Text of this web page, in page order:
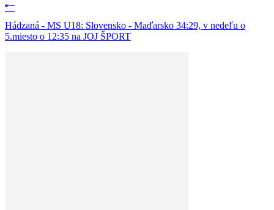
Hádzaná - MS U18: Slovensko - Maďarsko 34:29, v nedeľu o
5.miesto o 12:35 na JOJ ŠPORT